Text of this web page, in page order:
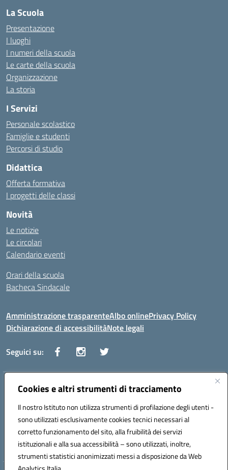
Cookies e altri strumenti di tracciamento
Il nostro Istituto non utilizza strumenti di profilazione degli utenti -
sono utilizzati esclusivamente cookies tecnici necessari al
corretto funzionamento del sito, alla fruibilità dei servizi
istituzionali e alla sua accessibilità – sono utilizzati, inoltre,
strumenti statistici anonimizzati messi a disposizione da Web
La Scuola
Presentazione
I luoghi
I numeri della scuola
Le carte della scuola
Organizzazione
La storia
I Servizi
Personale scolastico
Famiglie e studenti
Percorsi di studio
Didattica
Offerta formativa
I progetti delle classi
Novità
Le notizie
Le circolari
Calendario eventi
Orari della scuola
Bacheca Sindacale
Amministrazione trasparenteAlbo onlinePrivacy Policy
Dichiarazione di accessibilitàNote legali
Seguici su:
Indirizzo:Via Vaccari n.5 e Via Falcone n.20 - 91025 Marsala
Posta elettronica certificata (PEC):tppm03000q@pec.istruzione.it
Codice fiscale: 82004490817
Codice meccanografico: TPPM03000Q